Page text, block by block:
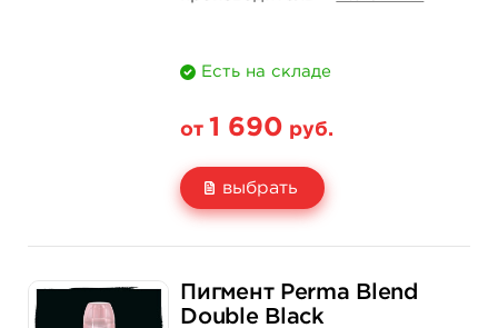
Есть на складе
от 1 690 руб.
выбрать
Цена 1 690 руб.
Пигмент Perma Blend
Double Black